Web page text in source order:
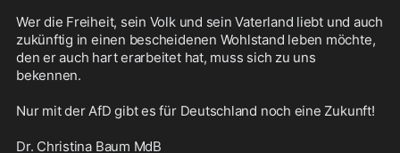
Wer die Freiheit, sein Volk und sein Vaterland liebt und auch
zukünftig in einen bescheidenen Wohlstand leben möchte,
den er auch hart erarbeitet hat, muss sich zu uns
bekennen.
Nur mit der AfD gibt es für Deutschland noch eine Zukunft!
Dr. Christina Baum MdB